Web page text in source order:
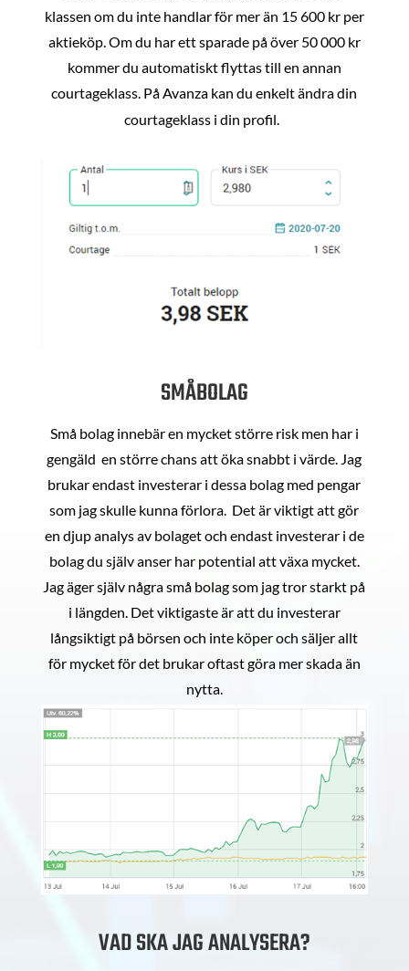
klassen om du inte handlar för mer än 15 600 kr per
aktieköp. Om du har ett sparade på över 50 000 kr
kommer du automatiskt flyttas till en annan
courtageklass. På Avanza kan du enkelt ändra din
courtageklass i din profil.
SMÅBOLAG
Små bolag innebär en mycket större risk men har i
gengäld en större chans att öka snabbt i värde. Jag
brukar endast investerar i dessa bolag med pengar
som jag skulle kunna förlora. Det är viktigt att gör
en djup analys av bolaget och endast investerar i de
bolag du själv anser har potential att växa mycket.
Jag äger själv några små bolag som jag tror starkt på
i längden. Det viktigaste är att du investerar
långsiktigt på börsen och inte köper och säljer allt
för mycket för det brukar oftast göra mer skada än
nytta.
VAD SKA JAG ANALYSERA?